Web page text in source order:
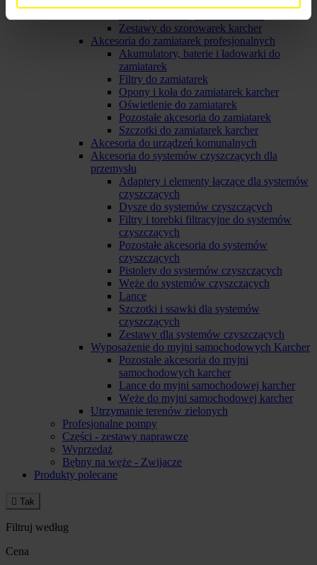
Zestawy do szorowarek karcher
Akcesoria do zamiatarek profesjonalnych
Akumulatory, baterie i ładowarki do
zamiatarek
Filtry do zamiatarek
Opony i koła do zamiatarek karcher
Oświetlenie do zamiatarek
Pozostałe akcesoria do zamiatarek
Szczotki do zamiatarek karcher
Akcesoria do urządzeń komunalnych
Akcesoria do systemów czyszczących dla
przemysłu
Adaptery i elementy łączące dla systemów
czyszczących
Dysze do systemów czyszczących
Filtry i torebki filtracyjne do systemów
czyszczących
Pozostałe akcesoria do systemów
czyszczących
Pistolety do systemów czyszczących
Węże do systemów czyszczących
Lance
Szczotki i ssawki dla systemów
czyszczących
Zestawy dla systemów czyszczących
Wyposażenie do myjni samochodowych Karcher
Pozostałe akcesoria do myjni
samochodowych karcher
Lance do myjni samochodowej karcher
Węże do myjni samochodowej karcher
Utrzymanie terenów zielonych
Profesjonalne pompy
Części - zestawy naprawcze
Wyprzedaż
Bębny na węże - Zwijacze
Produkty polecane
 Tak
Filtruj według
Cena